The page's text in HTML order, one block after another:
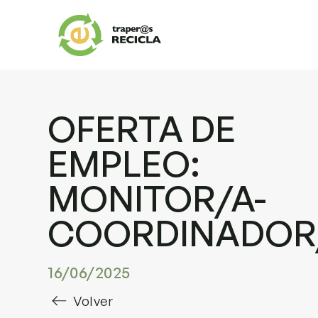
OFERTA DE
EMPLEO:
MONITOR/A-
16/06/2025
Volver